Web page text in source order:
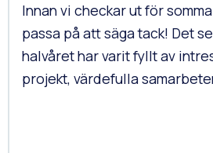
Innan vi checkar ut för
passa på att säga tack! Det
halvåret har varit fyllt av
projekt, värdefulla